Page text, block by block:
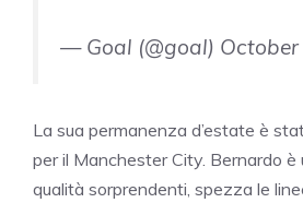
— Goal (@goal)
La sua permanenza d’estate è
per il Manchester City. Bernardo è
qualità sorprendenti, spezza le